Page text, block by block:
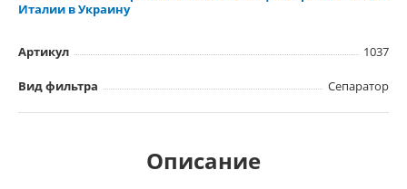
Италии в Украину
Артикул 1037
Вид фильтра Сепаратор
Описание